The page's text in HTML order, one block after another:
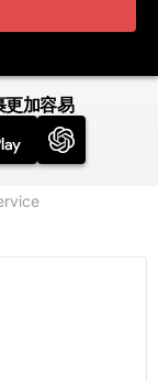
更加容易